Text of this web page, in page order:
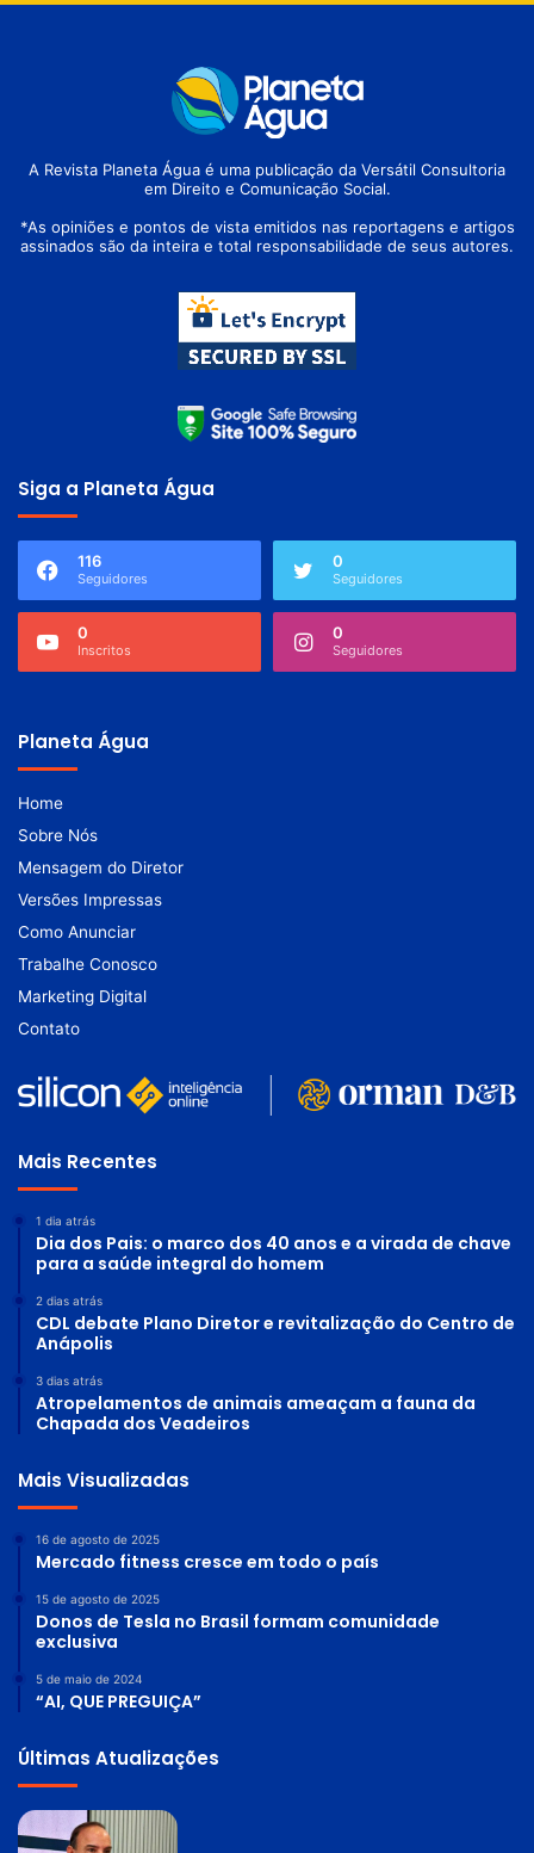
A Revista Planeta Água é uma publicação da Versátil Consultoria
em Direito e Comunicação Social.
*As opiniões e pontos de vista emitidos nas reportagens e artigos
assinados são da inteira e total responsabilidade de seus autores.
Siga a Planeta Água
116
Seguidores
0
Seguidores
0
Inscritos
0
Seguidores
Planeta Água
Home
Sobre Nós
Mensagem do Diretor
Versões Impressas
Como Anunciar
Trabalhe Conosco
Marketing Digital
Contato
Mais Recentes
1 dia atrás
Dia dos Pais: o marco dos 40 anos e a virada de chave
para a saúde integral do homem
2 dias atrás
CDL debate Plano Diretor e revitalização do Centro de
Anápolis
3 dias atrás
Atropelamentos de animais ameaçam a fauna da
Chapada dos Veadeiros
Mais Visualizadas
16 de agosto de 2025
Mercado fitness cresce em todo o país
15 de agosto de 2025
Donos de Tesla no Brasil formam comunidade
exclusiva
5 de maio de 2024
“AI, QUE PREGUIÇA”
Últimas Atualizações